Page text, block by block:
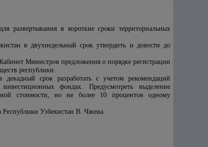
развертывания в короткие сроки территориальных
в двухнедельный срок утвердить и довести до
Министров предложения о порядке регистрации
республики.
срок разработать с учетом рекомендаций
фондах. Предусмотреть выделение
стоимости, но не более 10 процентов одному
Республики Узбекистан В. Чжена.